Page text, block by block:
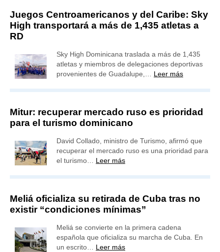
Juegos Centroamericanos y del Caribe: Sky
High transportará a más de 1,435 atletas a
RD
Sky High Dominicana traslada a más de 1,435
atletas y miembros de delegaciones deportivas
provenientes de Guadalupe,… Leer más
Mitur: recuperar mercado ruso es prioridad
para el turismo dominicano
David Collado, ministro de Turismo, afirmó que
recuperar el mercado ruso es una prioridad para
el turismo… Leer más
Meliá oficializa su retirada de Cuba tras no
existir “condiciones mínimas”
Meliá se convierte en la primera cadena
española que oficializa su marcha de Cuba. En
un escrito… Leer más